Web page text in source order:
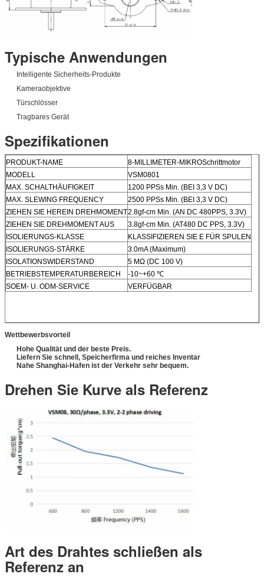
Typische Anwendungen
Intelligente Sicherheits-Produkte
Kameraobjektive
Türschlösser
Tragbares Gerät
Spezifikationen
PRODUKT-NAME
8-MILLIMETER-MIKROSchrittmotor
MODELL
VSM0801
MAX. SCHALTHÄUFIGKEIT
1200 PPSs Min. (BEI 3,3 V DC)
MAX. SLEWING FREQUENCY
2500 PPSs Min. (BEI 3,3 V DC)
ZIEHEN SIE HEREIN DREHMOMENT2.8gf-cm Min. (AN DC 480PPS, 3.3V)
ZIEHEN SIE DREHMOMENT AUS
3.8gf-cm Min. (AT480 DC PPS, 3.3V)
ISOLIERUNGS-KLASSE
KLASSIFIZIEREN SIE E FÜR SPULEN
ISOLIERUNGS-STÄRKE
3.0mA (Maximum)
ISOLATIONSWIDERSTAND
5 MΩ (DC 100 V)
BETRIEBSTEMPERATURBEREICH
-10~+60 ℃
SOEM- U. ODM-SERVICE
VERFÜGBAR
Wettbewerbsvorteil
Hohe Qualität und der beste Preis.
Liefern Sie schnell, Speicherfirma und reiches Inventar
Nahe Shanghai-Hafen ist der Verkehr sehr bequem.
Drehen Sie Kurve als Referenz
Art des Drahtes schließen als
Referenz an